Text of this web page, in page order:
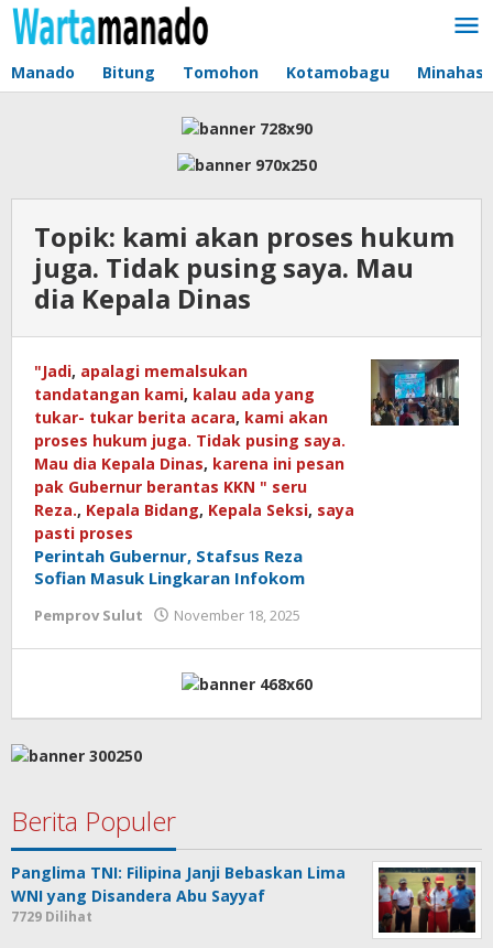
Lewati
ke
Manado Bitung Tomohon Kotamobagu Minahasa
Topik: kami akan proses hukum
juga. Tidak pusing saya. Mau
dia Kepala Dinas
"Jadi, apalagi memalsukan
tandatangan kami, kalau ada yang
tukar- tukar berita acara, kami akan
proses hukum juga. Tidak pusing saya.
Mau dia Kepala Dinas, karena ini pesan
pak Gubernur berantas KKN " seru
Reza., Kepala Bidang, Kepala Seksi, saya
pasti proses
Perintah Gubernur, Stafsus Reza
Sofian Masuk Lingkaran Infokom
Pemprov Sulut November 18, 2025
Berita Populer
Panglima TNI: Filipina Janji Bebaskan Lima
WNI yang Disandera Abu Sayyaf
7729 Dilihat